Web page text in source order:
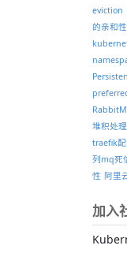
eviction
的亲和
堆积处理
traefik配
列mq死
性 阿里
加入